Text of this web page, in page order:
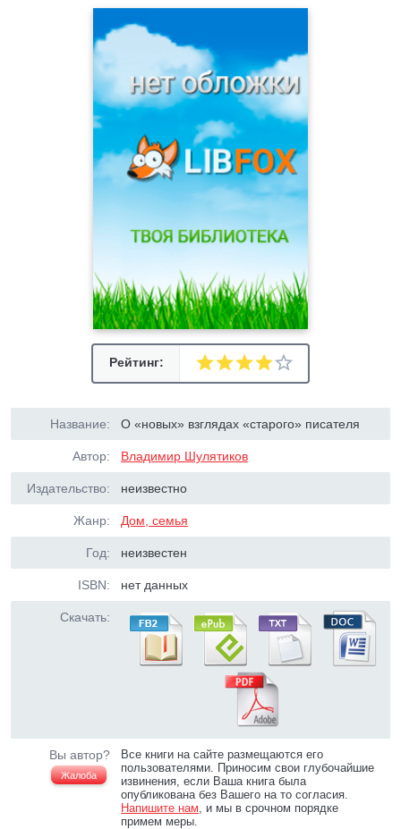
Рейтинг:
Название: О «новых» взглядах «старого» писателя
Автор: Владимир Шулятиков
Издательство: неизвестно
Жанр: Дом, семья
Год: неизвестен
ISBN: нет данных
Скачать:
Вы автор?
Жалоба
Все книги на сайте размещаются его
пользователями. Приносим свои глубочайшие
извинения, если Ваша книга была
опубликована без Вашего на то согласия.
Напишите нам, и мы в срочном порядке
примем меры.